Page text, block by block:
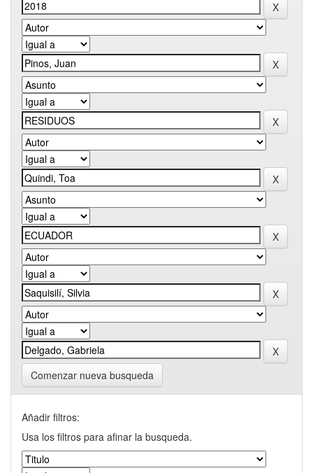
Comenzar nueva busqueda
Añadir filtros:
Usa los filtros para afinar la busqueda.